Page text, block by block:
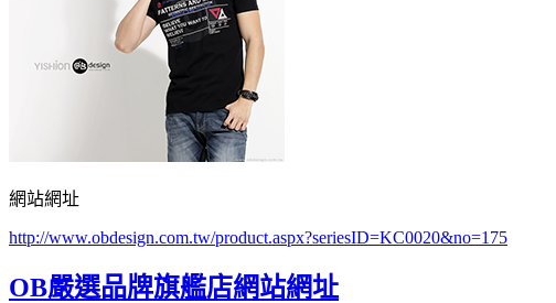
網站網址
http://www.obdesign.com.tw/product.aspx?seriesID=KC0020&no=175
OB嚴選品牌旗艦店網站網址